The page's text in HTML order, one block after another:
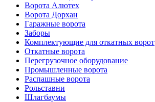
Ворота Алютех
Ворота Дорхан
Гаражные ворота
Заборы
Комплектующие для откатных ворот
Откатные ворота
Перегрузочное оборудование
Промышленные ворота
Распашные ворота
Рольставни
Шлагбаумы